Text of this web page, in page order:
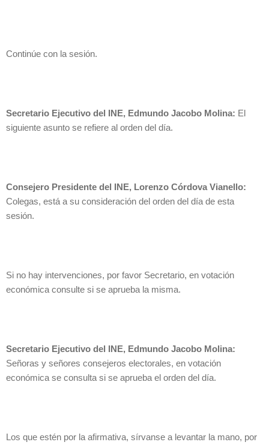
Continúe con la sesión.
Secretario Ejecutivo del INE, Edmundo Jacobo Molina: El
siguiente asunto se refiere al orden del día.
Consejero Presidente del INE, Lorenzo Córdova Vianello:
Colegas, está a su consideración del orden del día de esta
sesión.
Si no hay intervenciones, por favor Secretario, en votación
económica consulte si se aprueba la misma.
Secretario Ejecutivo del INE, Edmundo Jacobo Molina:
Señoras y señores consejeros electorales, en votación
económica se consulta si se aprueba el orden del día.
Los que estén por la afirmativa, sírvanse a levantar la mano, por